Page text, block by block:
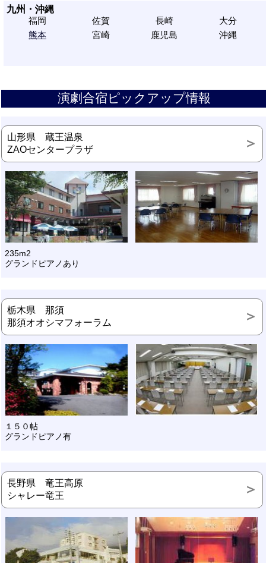
九州・沖縄
福岡
佐賀 長崎
大分
熊本
宮崎 鹿児島 沖縄
演劇合宿ピックアップ情報
山形県 蔵王温泉
ZAOセンタープラザ
235m2
グランドピアノあり
栃木県 那須
那須オオシマフォーラム
１５０帖
グランドピアノ有
長野県 竜王高原
シャレー竜王